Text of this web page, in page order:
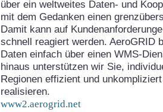
über ein weltweites Daten- und
mit dem Gedanken einen
Damit kann auf
schnell reagiert werden. AeroGRID
Daten einfach über einen WMS-
hinaus unterstützen wir Sie,
Regionen effizient und
realisieren.
www2.aerogrid.net